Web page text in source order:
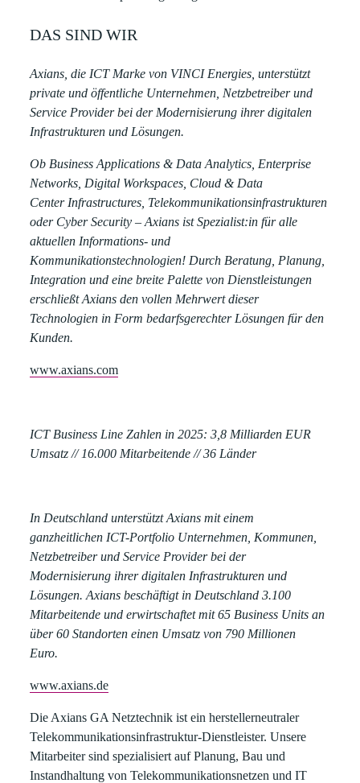
DAS SIND WIR
Axians, die ICT Marke von VINCI Energies, unterstützt
private und öffentliche Unternehmen, Netzbetreiber und
Service Provider bei der Modernisierung ihrer digitalen
Infrastrukturen und Lösungen.
Ob Business Applications & Data Analytics, Enterprise
Networks, Digital Workspaces, Cloud & Data
Center Infrastructures, Telekommunikationsinfrastrukturen
oder Cyber Security – Axians ist Spezialist:in für alle
aktuellen Informations- und
Kommunikationstechnologien! Durch Beratung, Planung,
Integration und eine breite Palette von Dienstleistungen
erschließt Axians den vollen Mehrwert dieser
Technologien in Form bedarfsgerechter Lösungen für den
Kunden.
www.axians.com
ICT Business Line Zahlen in 2025: 3,8 Milliarden EUR
Umsatz // 16.000 Mitarbeitende // 36 Länder
In Deutschland unterstützt Axians mit einem
ganzheitlichen ICT-Portfolio Unternehmen, Kommunen,
Netzbetreiber und Service Provider bei der
Modernisierung ihrer digitalen Infrastrukturen und
Lösungen. Axians beschäftigt in Deutschland 3.100
Mitarbeitende und erwirtschaftet mit 65 Business Units an
über 60 Standorten einen Umsatz von 790 Millionen
Euro.
www.axians.de
Die Axians GA Netztechnik ist ein herstellerneutraler
Telekommunikationsinfrastruktur-Dienstleister. Unsere
Mitarbeiter sind spezialisiert auf Planung, Bau und
Instandhaltung von Telekommunikationsnetzen und IT